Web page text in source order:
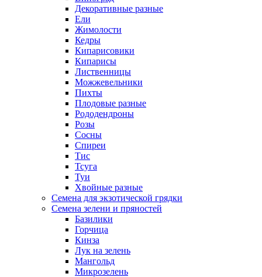
Декоративные разные
Ели
Жимолости
Кедры
Кипарисовики
Кипарисы
Лиственницы
Можжевельники
Пихты
Плодовые разные
Рододендроны
Розы
Сосны
Спиреи
Тис
Тсуга
Туи
Хвойные разные
Семена для экзотической грядки
Семена зелени и пряностей
Базилики
Горчица
Кинза
Лук на зелень
Мангольд
Микрозелень